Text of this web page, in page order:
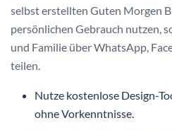
selbst erstellten Guten Morgen
persönlichen Gebrauch nutzen,
und Familie über WhatsApp,
teilen.
Nutze kostenlose Design-
ohne Vorkenntnisse.